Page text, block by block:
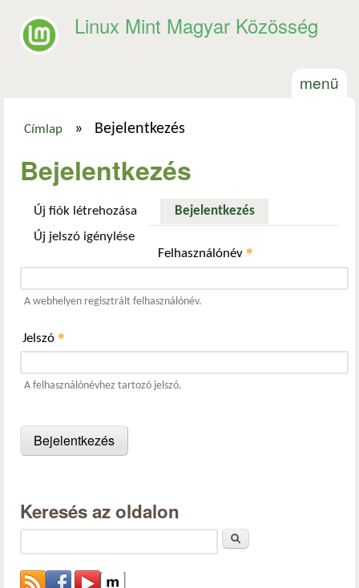
Linux Mint Magyar Közösség
menü
Címlap » Bejelentkezés
Bejelentkezés
Új fiók létrehozása Bejelentkezés(aktív fül)
Új jelszó igénylése
Felhasználónév*
A webhelyen regisztrált felhasználónév.
Jelszó *
A felhasználónévhez tartozó jelszó.
Keresés az oldalon